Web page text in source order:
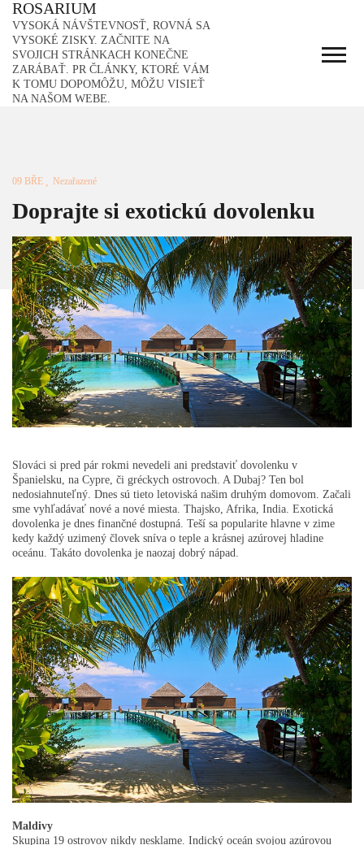
Skip
content
ROSARIUM
VYSOKÁ NÁVŠTEVNOSŤ, ROVNÁ SA
VYSOKÉ ZISKY. ZAČNITE NA
SVOJICH STRÁNKACH KONEČNE
ZARÁBAŤ. PR ČLÁNKY, KTORÉ VÁM
K TOMU DOPOMÔŽU, MÔŽU VISIEŤ
NA NAŠOM WEBE.
09 BŘE Nezařazené
Doprajte si exotickú dovolenku
Slováci si pred pár rokmi nevedeli ani predstaviť dovolenku v
Španielsku, na Cypre, či gréckych ostrovoch. A Dubaj? Ten bol
nedosiahnuteľný. Dnes sú tieto letoviská našim druhým domovom. Začali
sme vyhľadávať nové a nové miesta. Thajsko, Afrika, India. Exotická
dovolenka je dnes finančné dostupná. Teší sa popularite hlavne v zime
kedy každý uzimený človek sníva o teple a krásnej azúrovej hladine
oceánu. Takáto dovolenka je naozaj dobrý nápad.
Maldivy
Skupina 19 ostrovov nikdy nesklame. Indický oceán svojou azúrovou